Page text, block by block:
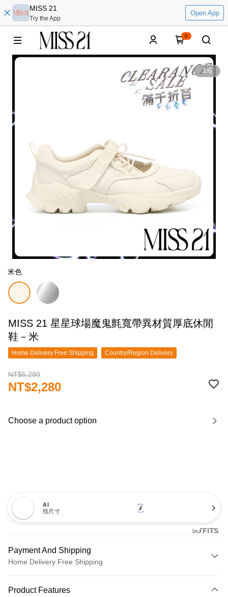
MISS 21
Try the App
Open App
0
1/6
米色
MISS 21 星星球場魔鬼氈寬帶異材質厚底休閒
鞋－米
Home Delivery Free Shipping Country/Region Delivery
NT$5,280
NT$2,280
Choose a product option
AI
找尺寸
Payment And Shipping
Home Delivery Free Shipping
Credit Card (Full Payment)
Product Features